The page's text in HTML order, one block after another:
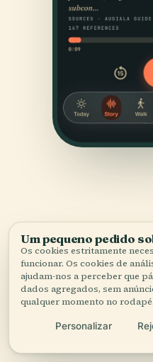
FONTES
Verificado,e
Pesquisado e escrito
partir de registos
Um pequeno pedido
Os cookies estritamente
funcionar. Os cookies de
ajudam-nos a perceber que
dados agregados, sem
qualquer momento no rodapé.
Personalizar